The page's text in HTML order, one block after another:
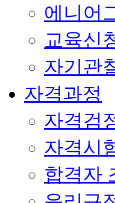
에니어
교육신
자기관
자격과정
자격검
자격시
합격자